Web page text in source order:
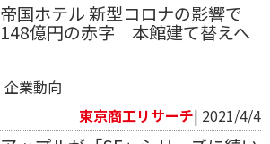
帝国ホテル 新型コロナの影響で
148億円の赤字 本館建て替えへ
企業動向
東京商工リサーチ| 2021/4/4